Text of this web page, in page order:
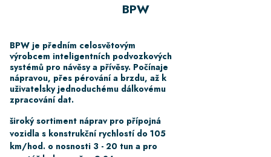
BPW
BPW je předním celosvětovým
výrobcem inteligentních podvozkových
systémů pro návěsy a přívěsy. Počínaje
nápravou, přes pérování a brzdu, až k
uživatelsky jednoduchému dálkovému
zpracování dat.
široký sortiment náprav pro přípojná
vozidla s konstrukční rychlostí do 105
km/hod. o nosnosti 3 - 20 tun a pro